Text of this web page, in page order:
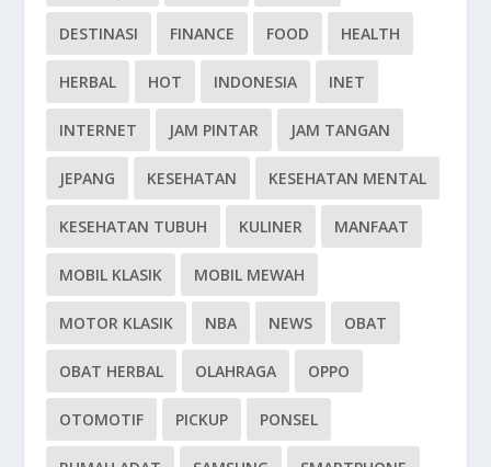
DESTINASI FINANCE FOOD HEALTH
HERBAL HOT INDONESIA INET
INTERNET JAM PINTAR JAM TANGAN
JEPANG KESEHATAN KESEHATAN MENTAL
KESEHATAN TUBUH KULINER MANFAAT
MOBIL KLASIK MOBIL MEWAH
MOTOR KLASIK NBA NEWS OBAT
OBAT HERBAL OLAHRAGA OPPO
OTOMOTIF PICKUP PONSEL